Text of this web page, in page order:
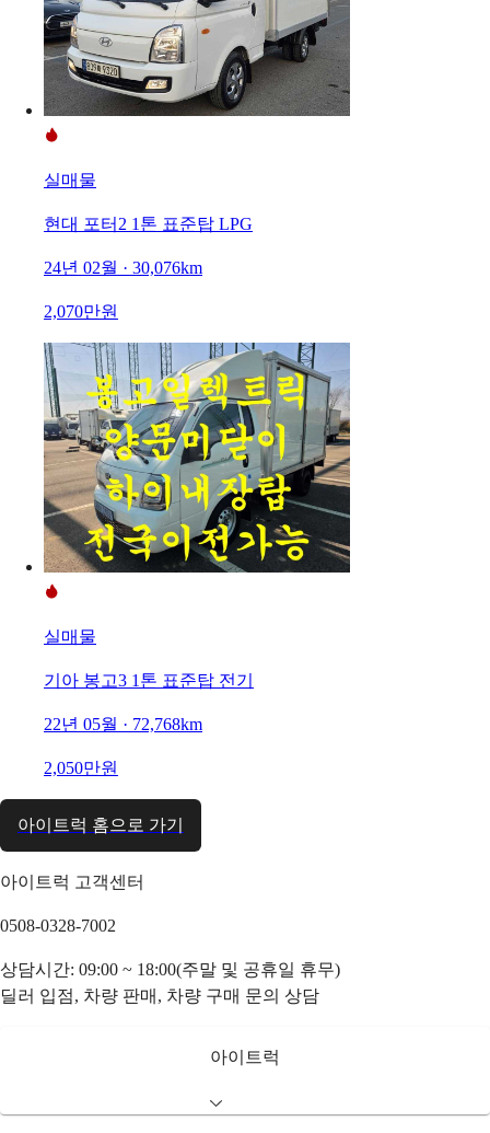
실매물
현대 포터2 1톤 표준탑 LPG
24년 02월 · 30,076km
2,070만원
실매물
기아 봉고3 1톤 표준탑 전기
22년 05월 · 72,768km
2,050만원
아이트럭 홈으로 가기
아이트럭 고객센터
0508-0328-7002
상담시간: 09:00 ~ 18:00(주말 및 공휴일 휴무)
딜러 입점, 차량 판매, 차량 구매 문의 상담
아이트럭